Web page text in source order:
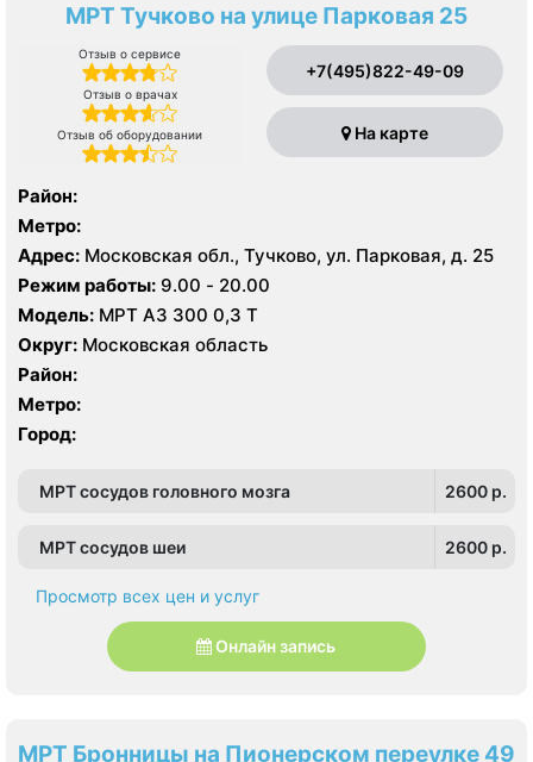
МРТ Тучково на улице Парковая 25
Отзыв о сервисе
Отзыв о врачах
Отзыв об оборудовании
+7(495)822-49-09
На карте
Район:
Метро:
Адрес: Московская обл., Тучково, ул. Парковая, д. 25
Режим работы: 9.00 - 20.00
Модель: МРТ АЗ 300 0,3 Т
Округ: Московская область
Район:
Метро:
Город:
МРТ сосудов головного мозга 2600 p.
МРТ сосудов шеи 2600 p.
Просмотр всех цен и услуг
Онлайн запись
МРТ Бронницы на Пионерском переулке 49